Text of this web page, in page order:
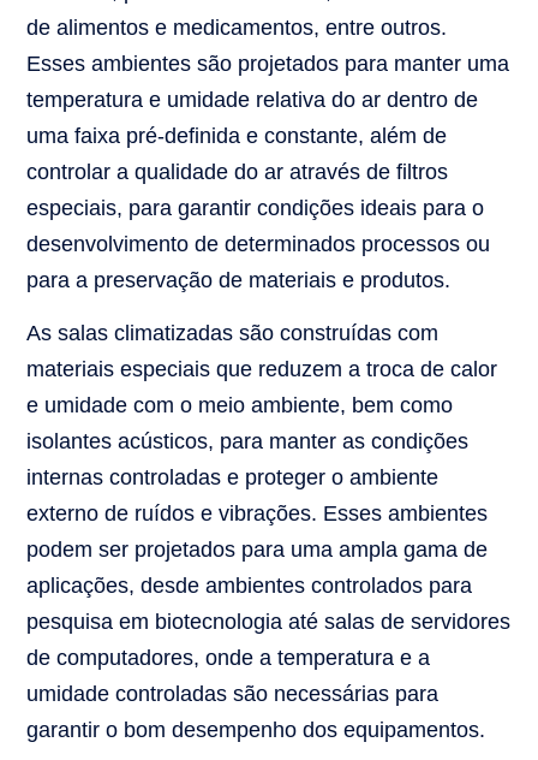
de alimentos e medicamentos, entre outros.
Esses ambientes são projetados para manter uma
temperatura e umidade relativa do ar dentro de
uma faixa pré-definida e constante, além de
controlar a qualidade do ar através de filtros
especiais, para garantir condições ideais para o
desenvolvimento de determinados processos ou
para a preservação de materiais e produtos.
As salas climatizadas são construídas com
materiais especiais que reduzem a troca de calor
e umidade com o meio ambiente, bem como
isolantes acústicos, para manter as condições
internas controladas e proteger o ambiente
externo de ruídos e vibrações. Esses ambientes
podem ser projetados para uma ampla gama de
aplicações, desde ambientes controlados para
pesquisa em biotecnologia até salas de servidores
de computadores, onde a temperatura e a
umidade controladas são necessárias para
garantir o bom desempenho dos equipamentos.